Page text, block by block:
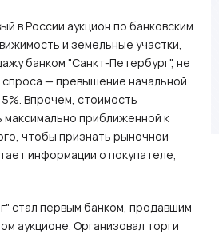
в России аукцион по банковским
и земельные участки,
банком "Санкт-Петербург", не
— превышение начальной
Впрочем, стоимость
максимально приближенной к
чтобы признать рыночной
информации о покупателе,
стал первым банком, продавшим
аукционе. Организовал торги